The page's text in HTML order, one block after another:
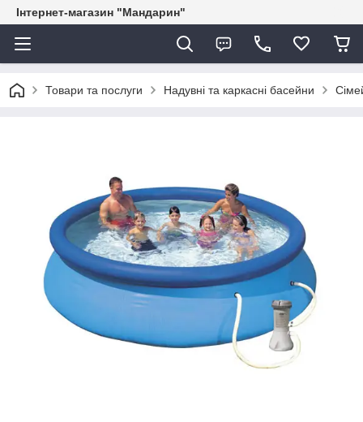
Інтернет-магазин "Мандарин"
Товари та послуги Надувні та каркасні басейни